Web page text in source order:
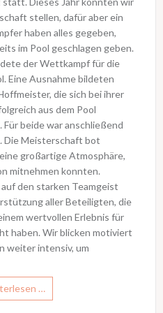
stellen, dafür aber ein
haben alles gegeben,
im Pool geschlagen geben.
der Wettkampf für die
Eine Ausnahme bildeten
die sich bei ihrer
aus dem Pool
beide war anschließend
Die Meisterschaft bot
großartige Atmosphäre,
mitnehmen konnten.
den starken Teamgeist
aller Beteiligten, die
wertvollen Erlebnis für
haben. Wir blicken motiviert
weiter intensiv, um
…